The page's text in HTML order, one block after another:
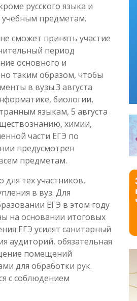
русского языка и
учебным предметам.
сможет принять участие
период
основного и
таким образом, чтобы
в вузы.3 августа
биологии,
языкам, 5 августа
химии,
части ЕГЭ по
предусмотрен
предметам.
для тех участников,
в вуз. Для
ЕГЭ в этом году
на основании итоговых
ЕГЭ усилят санитарный
аудиторий, обязательная
помещений
для обработки рук.
с соблюдением